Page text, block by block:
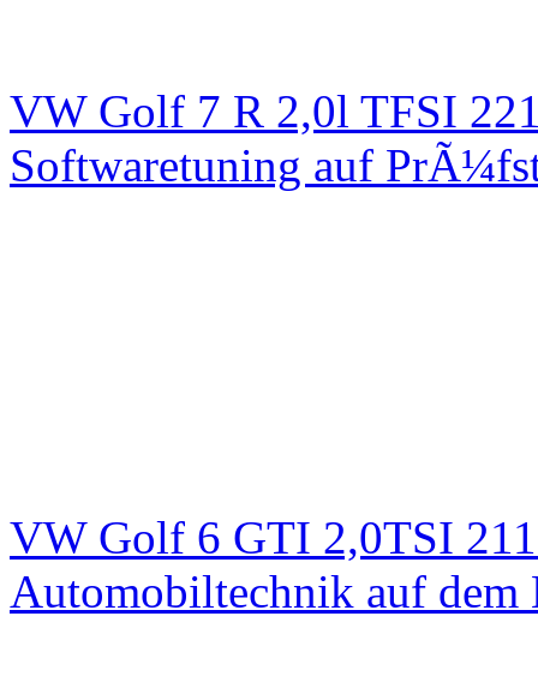
VW Golf 7 R 2,0l TFSI
Softwaretuning auf
VW Golf 6 GTI 2,0TSI
Automobiltechnik auf